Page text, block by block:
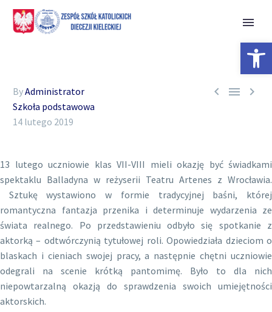
  
ByAdministrator
Szkoła podstawowa
14 lutego 2019
13 lutego uczniowie klas VII-VIII mieli okazję być świadkami
spektaklu Balladyna w reżyserii Teatru Artenes z Wrocławia.
Sztukę wystawiono w formie tradycyjnej baśni, której
romantyczna fantazja przenika i determinuje wydarzenia ze
świata realnego. Po przedstawieniu odbyło się spotkanie z
aktorką – odtwórczynią tytułowej roli. Opowiedziała dzieciom o
blaskach i cieniach swojej pracy, a następnie chętni uczniowie
odegrali na scenie krótką pantomimę. Było to dla nich
niepowtarzalną okazją do sprawdzenia swoich umiejętności
aktorskich.